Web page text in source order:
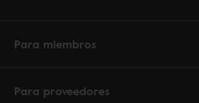
Para miembros
Para proveedores